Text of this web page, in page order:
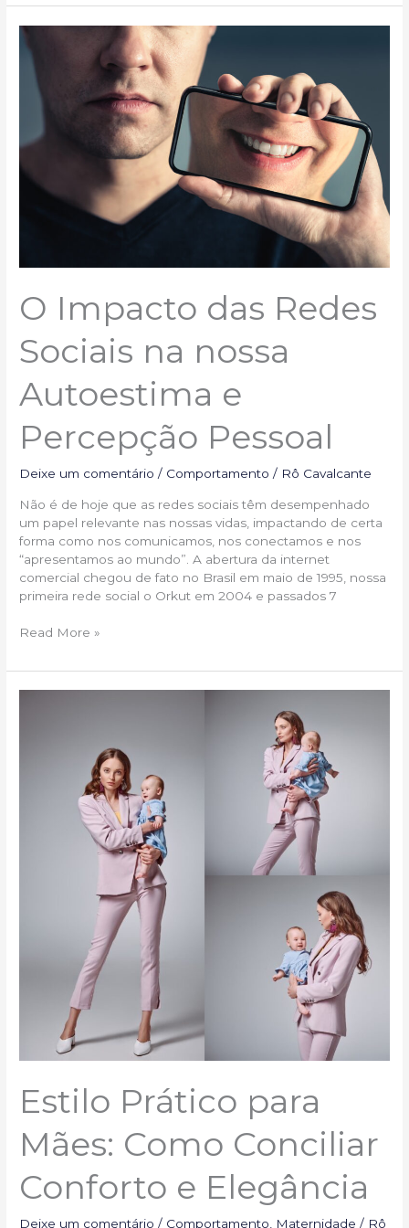
O Impacto das Redes
Sociais na nossa
Autoestima e
Percepção Pessoal
Deixe um comentário / Comportamento / Rô Cavalcante
Não é de hoje que as redes sociais têm desempenhado
um papel relevante nas nossas vidas, impactando de certa
forma como nos comunicamos, nos conectamos e nos
“apresentamos ao mundo”. A abertura da internet
comercial chegou de fato no Brasil em maio de 1995, nossa
primeira rede social o Orkut em 2004 e passados 7
O
Impacto
das
Redes
nossa
Autoestima
Percepção
Read More »
Estilo Prático para
Mães: Como Conciliar
Conforto e Elegância
Deixe um comentário / Comportamento Maternidade / Rô